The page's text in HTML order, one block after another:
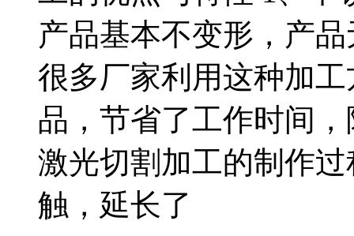
产品基本不变形，产
很多厂家利用这种加
品，节省了工作时间
激光切割加工的制作
触，延长了